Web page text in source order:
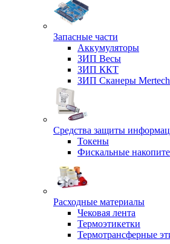
Запасные части
Аккумуляторы
ЗИП Весы
ЗИП ККТ
ЗИП Сканеры Mertech
Средства защиты
Токены
Фискальные
Расходные материалы
Чековая лента
Термоэтикетки
Термотрансферные